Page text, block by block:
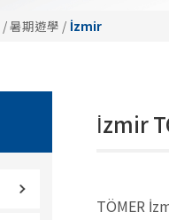
/暑期遊學 / İzmir
İzmir
TÖMER